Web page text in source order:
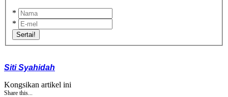
*
*
Sertai!
Siti Syahidah
Kongsikan artikel ini
Share this...